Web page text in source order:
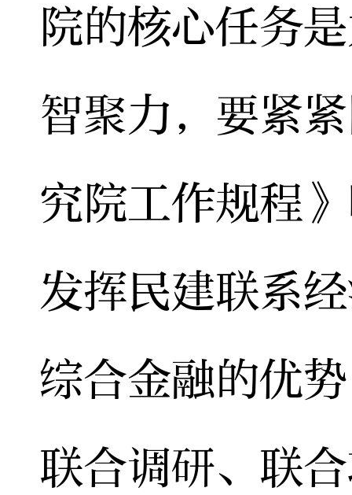
院的核心任务
智聚力，要紧
究院工作规程
发挥民建联系
综合金融的优
联合调研、联